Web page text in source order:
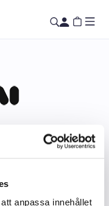
anpassa innehållet